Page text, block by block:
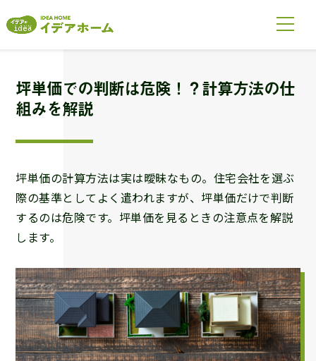
坪単価での判断は危険！？計算方法の仕
組みを解説
坪単価の計算方法は実は曖昧なもの。住宅会社を選ぶ
際の基準としてよく遣われますが、坪単価だけで判断
するのは危険です。坪単価を見るときの注意点を解説
します。